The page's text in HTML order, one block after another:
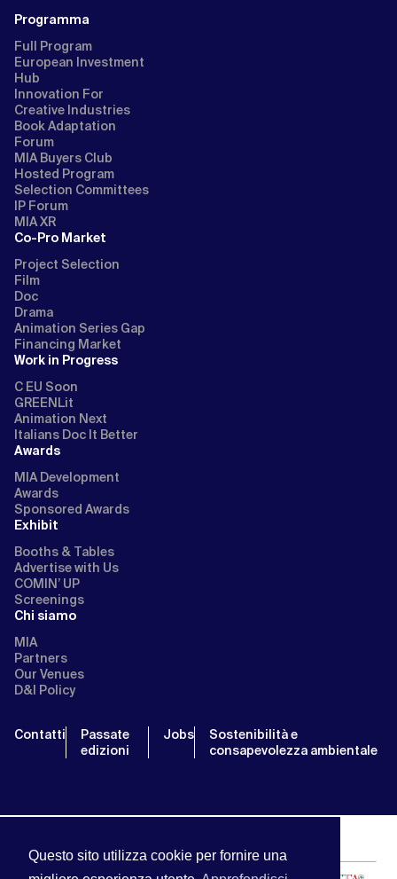
Questo sito utilizza cookie per fornire una
Programma
Full Program
European Investment
Hub
Innovation For
Creative Industries
Book Adaptation
Forum
MIA Buyers Club
Hosted Program
Selection Committees
IP Forum
MIA XR
Co-Pro Market
Project Selection
Film
Doc
Drama
Animation Series Gap
Financing Market
Work in Progress
C EU Soon
GREENLit
Animation Next
Italians Doc It Better
Awards
MIA Development
Awards
Sponsored Awards
Exhibit
Booths & Tables
Advertise with Us
COMIN’ UP
Screenings
Chi siamo
MIA
Partners
Our Venues
D&I Policy
Contatti
Passate
edizioni
Jobs
Sostenibilità e
consapevolezza ambientale